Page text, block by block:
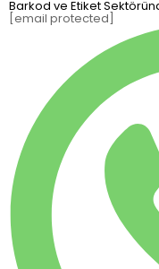
Barkod ve Etiket
[email protected]